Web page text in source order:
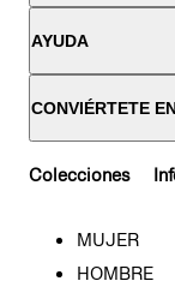
AYUDA
CONVIÉRTETE
Colecciones
MUJER
HOMBRE